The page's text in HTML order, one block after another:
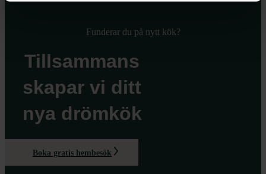
Funderar du på nytt kök?
Tillsammans
skapar vi ditt
nya drömkök
Boka gratis hembesök